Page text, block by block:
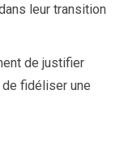
leur transition
de justifier
fidéliser une